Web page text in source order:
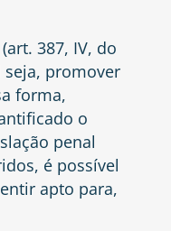
387, IV, do
seja, promover
forma,
o
penal
é possível
apto para,